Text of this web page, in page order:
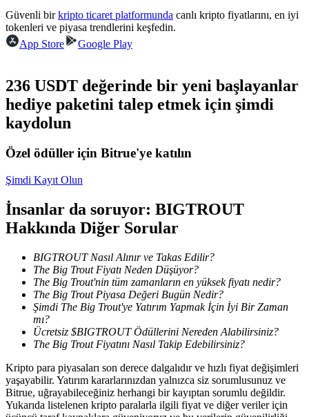
Nasıl kârlı kalabileceğinizi öğrenin
Kazan
Power Piggy
Günlük rekabetçi ödüller kazanın
Güvenli birkripto ticaret platformunda canlı kripto fiyatlarını, en iyi
tokenleri ve piyasa trendlerini keşfedin.
App Store
Google Play
236 USDT değerinde bir yeni başlayanlar
hediye paketini talep etmek için şimdi
kaydolun
Özel ödüller için Bitrue'ye katılın
Şimdi Kayıt Olun
İnsanlar da soruyor: BIGTROUT
Hakkında Diğer Sorular
BIGTROUT Nasıl Alınır ve Takas Edilir?
The Big Trout Fiyatı Neden Düşüyor?
The Big Trout'nin tüm zamanların en yüksek fiyatı nedir?
The Big Trout Piyasa Değeri Bugün Nedir?
Şimdi The Big Trout'ye Yatırım Yapmak İçin İyi Bir Zaman
mı?
Ücretsiz $BIGTROUT Ödüllerini Nereden Alabilirsiniz?
The Big Trout Fiyatını Nasıl Takip Edebilirsiniz?
Kripto para piyasaları son derece dalgalıdır ve hızlı fiyat değişimleri
yaşayabilir. Yatırım kararlarınızdan yalnızca siz sorumlusunuz ve
Bitrue, uğrayabileceğiniz herhangi bir kayıptan sorumlu değildir.
Yukarıda listelenen kripto paralarla ilgili fiyat ve diğer veriler için